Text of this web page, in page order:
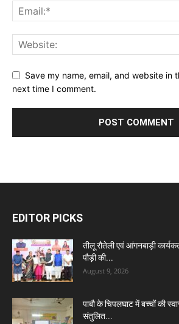
Save my name, email, and website in
next time I comment.
EDITOR PICKS
तीलू रौतेली एवं आंगनबाड़ी
पौड़ी की...
August 9, 2026
पाबौ के चिपलघाट में बच्चों की
संतुलित...